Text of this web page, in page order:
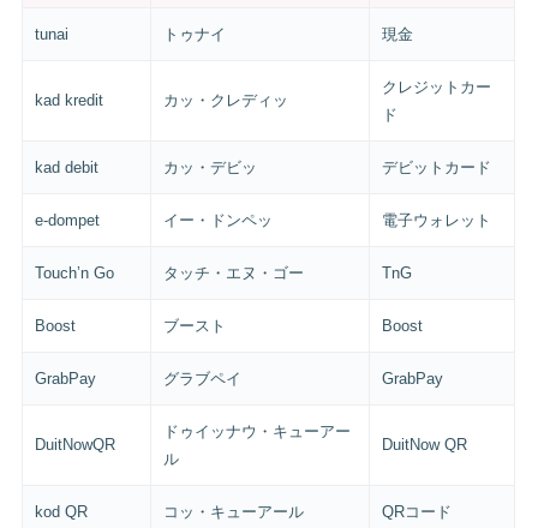
tunai トゥナイ 現金
kad kredit カッ・クレディッ
クレジットカー
ド
kad debit カッ・デビッ デビットカード
e-dompet イー・ドンペッ 電子ウォレット
Touch’n Go タッチ・エヌ・ゴー TnG
Boost ブースト Boost
GrabPay グラブペイ GrabPay
DuitNowQR
ドゥイッナウ・キューアー
ル
DuitNow QR
kod QR コッ・キューアール QRコード